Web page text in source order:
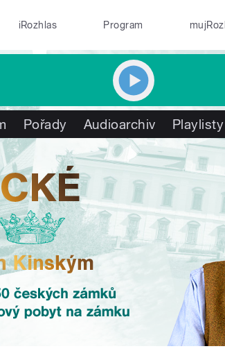
iRozhlas Program
Pořady Audioarchiv Playlisty